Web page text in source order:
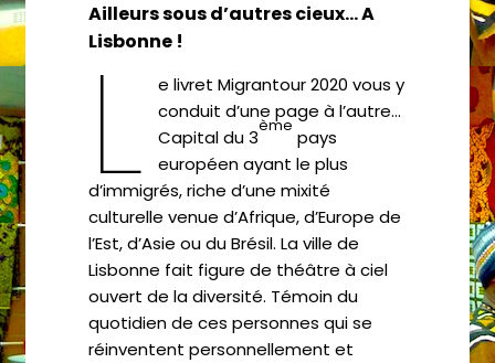
Ailleurs sous d’autres cieux… A
Lisbonne !
L
e livret Migrantour 2020 vous y
conduit d’une page à l’autre…
Capital du 3
ème
pays
européen ayant le plus
d’immigrés, riche d’une mixité
culturelle venue d’Afrique, d’Europe de
l’Est, d’Asie ou du Brésil. La ville de
Lisbonne fait figure de théâtre à ciel
ouvert de la diversité. Témoin du
quotidien de ces personnes qui se
réinventent personnellement et